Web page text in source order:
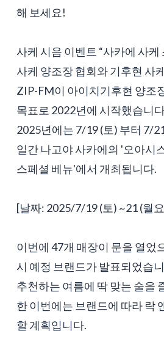
해 보세요!
사케 시음 이벤트 “사카에 사케
사케 양조장 협회와 기후현 사
ZIP-FM이 아이치기후현 양조
목표로 2022년에 시작했습니
2025년에는 7/19 (토) 부터 7/
일간 나고야 사카에의 '오아시
스페셜 베뉴'에서 개최됩니다.
[날짜: 2025/7/19 (토) ~21 (월
이번에 47개 매장이 문을 열었
시 예정 브랜드가 발표되었습
추천하는 여름에 딱 맞는 술을
한 이번에는 브랜드에 따라 락
할 계획입니다.